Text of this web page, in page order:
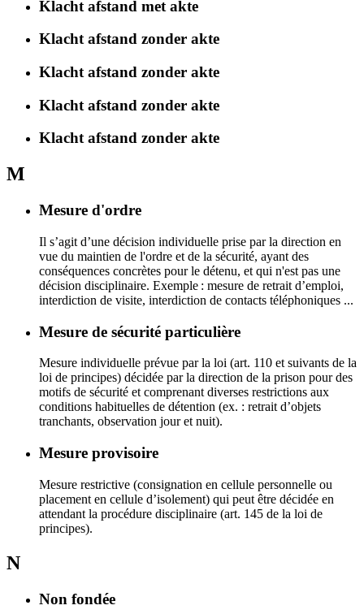
Klacht afstand met akte
Klacht afstand zonder akte
Klacht afstand zonder akte
Klacht afstand zonder akte
Klacht afstand zonder akte
M
Mesure d'ordre
Il s’agit d’une décision individuelle prise par la direction en
vue du maintien de l'ordre et de la sécurité, ayant des
conséquences concrètes pour le détenu, et qui n'est pas une
décision disciplinaire. Exemple : mesure de retrait d’emploi,
interdiction de visite, interdiction de contacts téléphoniques ...
Mesure de sécurité particulière
Mesure individuelle prévue par la loi (art. 110 et suivants de la
loi de principes) décidée par la direction de la prison pour des
motifs de sécurité et comprenant diverses restrictions aux
conditions habituelles de détention (ex. : retrait d’objets
tranchants, observation jour et nuit).
Mesure provisoire
Mesure restrictive (consignation en cellule personnelle ou
placement en cellule d’isolement) qui peut être décidée en
attendant la procédure disciplinaire (art. 145 de la loi de
principes).
N
Non fondée